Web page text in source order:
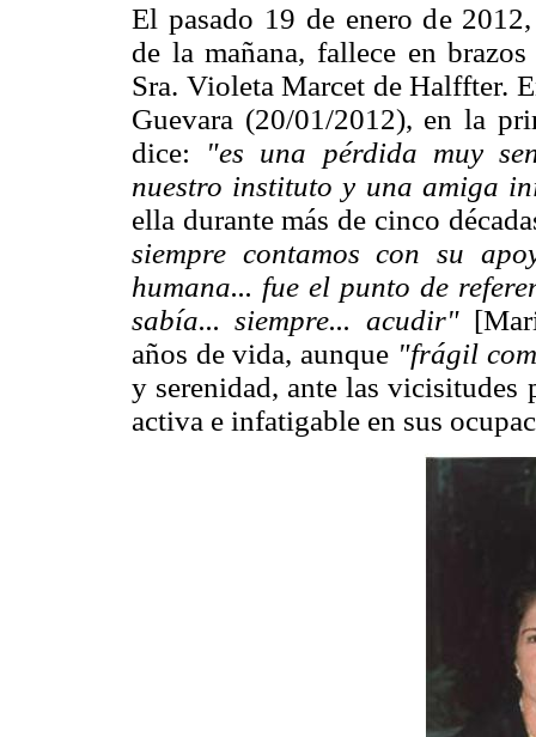
El pasado 19 de enero de
de la mañana, fallece en
Sra. Violeta Marcet de Halffter.
Guevara (20/01/2012), en la
dice:
"es una pérdida muy
nuestro instituto y una amiga
ella durante más de cinco
siempre contamos con su
humana... fue el punto de
sabía... siempre... acudir"
años de vida, aunque "frágil
y serenidad, ante las vicisitudes
activa e infatigable en sus